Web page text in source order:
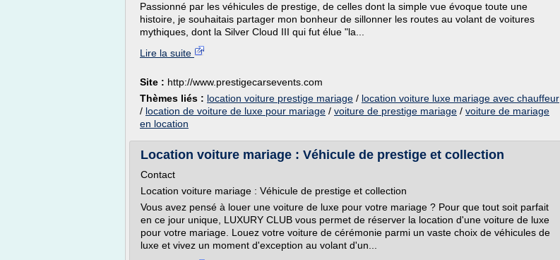
Passionné par les véhicules de prestige, de celles dont la simple vue évoque toute une
histoire, je souhaitais partager mon bonheur de sillonner les routes au volant de voitures
mythiques, dont la Silver Cloud III qui fut élue "la...
Lire la suite
Site : http://www.prestigecarsevents.com
Thèmes liés : location voiture prestige mariage / location voiture luxe mariage avec chauffeur
/ location de voiture de luxe pour mariage / voiture de prestige mariage / voiture de mariage
en location
Location voiture mariage : Véhicule de prestige et collection
Contact
Location voiture mariage : Véhicule de prestige et collection
Vous avez pensé à louer une voiture de luxe pour votre mariage ? Pour que tout soit parfait
en ce jour unique, LUXURY CLUB vous permet de réserver la location d'une voiture de luxe
pour votre mariage. Louez votre voiture de cérémonie parmi un vaste choix de véhicules de
luxe et vivez un moment d'exception au volant d'un...